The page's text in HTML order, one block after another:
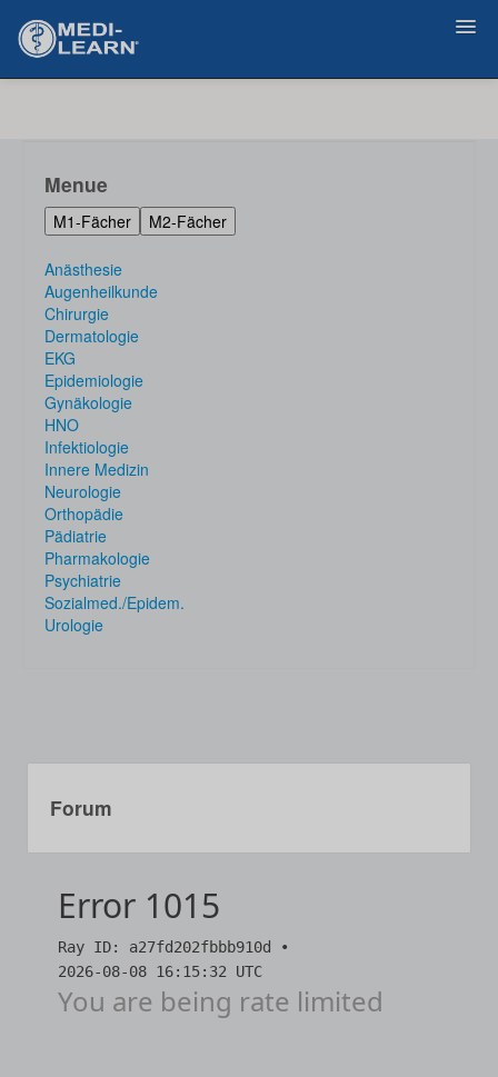
Menue
M1-Fächer M2-Fächer
Anästhesie
Augenheilkunde
Chirurgie
Dermatologie
EKG
Epidemiologie
Gynäkologie
HNO
Infektiologie
Innere Medizin
Neurologie
Orthopädie
Pädiatrie
Pharmakologie
Psychiatrie
Sozialmed./Epidem.
Urologie
Forum